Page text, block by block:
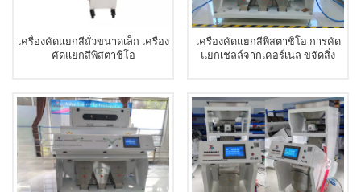
เครื่องคัดแยกสีถั่วขนาดเล็ก เครื่อง
คัดแยกสีพิสตาชิโอ
เครื่องคัดแยกสีพิสตาชิโอ การคัด
แยกเชลล์จากเคอร์เนล ขจัดสิ่ง